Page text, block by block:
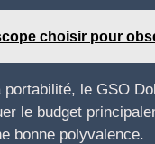
choisir pour
le GSO
le budget
bonne polyvalence.